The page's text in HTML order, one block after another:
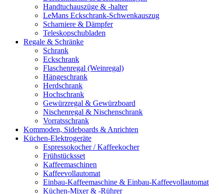
Handtuchauszüge & -halter
LeMans Eckschrank-Schwenkauszug
Scharniere & Dämpfer
Teleskopschubladen
Regale & Schränke
Schrank
Eckschrank
Flaschenregal (Weinregal)
Hängeschrank
Herdschrank
Hochschrank
Gewürzregal & Gewürzboard
Nischenregal & Nischenschrank
Vorratsschrank
Kommoden, Sideboards & Anrichten
Küchen-Elektrogeräte
Espressokocher / Kaffeekocher
Frühstücksset
Kaffeemaschinen
Kaffeevollautomat
Einbau-Kaffeemaschine & Einbau-Kaffeevollautomat
Küchen-Mixer & -Rührer